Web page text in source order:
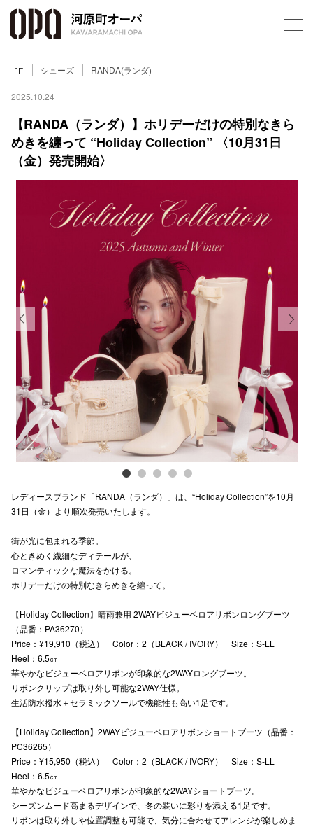
1F シューズ RANDA(ランダ)
2025.10.24
【RANDA（ランダ）】ホリデーだけの特別なきら
めきを纏って “Holiday Collection” 〈10月31日
（金）発売開始〉
Previous
レディースブランド「RANDA（ランダ）」は、“Holiday Collection”を10月
31日（金）より順次発売いたします。
街が光に包まれる季節。
心ときめく繊細なディテールが、
ロマンティックな魔法をかける。
ホリデーだけの特別なきらめきを纏って。
【Holiday Collection】晴雨兼用 2WAYビジューベロアリボンロングブーツ
（品番：PA36270）
Price：¥19,910（税込） Color：2（BLACK / IVORY） Size：S-LL
Heel：6.5㎝
華やかなビジューベロアリボンが印象的な2WAYロングブーツ。
リボンクリップは取り外し可能な2WAY仕様。
生活防水撥水＋セラミックソールで機能性も高い1足です。
【Holiday Collection】2WAYビジューベロアリボンショートブーツ（品番：
PC36265）
Price：¥15,950（税込） Color：2（BLACK / IVORY） Size：S-LL
Heel：6.5㎝
華やかなビジューベロアリボンが印象的な2WAYショートブーツ。
シーズンムード高まるデザインで、冬の装いに彩りを添える1足です。
リボンは取り外しや位置調整も可能で、気分に合わせてアレンジが楽しめま
アクセ
スタッ
公式SNS
お問い合わせ
三宮オ
キャナルシ